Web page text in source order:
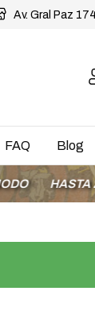
Av. Gral Paz
FAQ Blog
25% OFF EN